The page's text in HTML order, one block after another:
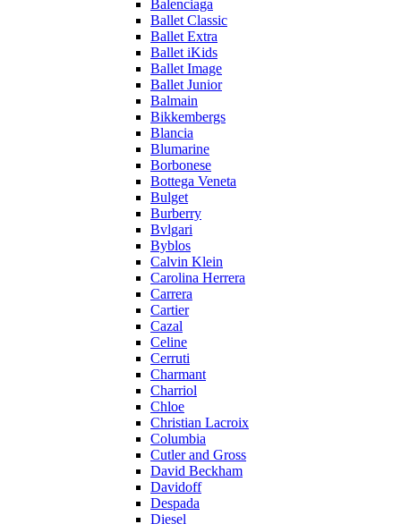
Balenciaga
Ballet Classic
Ballet Extra
Ballet iKids
Ballet Image
Ballet Junior
Balmain
Bikkembergs
Blancia
Blumarine
Borbonese
Bottega Veneta
Bulget
Burberry
Bvlgari
Byblos
Calvin Klein
Carolina Herrera
Carrera
Cartier
Cazal
Celine
Cerruti
Charmant
Charriol
Chloe
Christian Lacroix
Columbia
Cutler and Gross
David Beckham
Davidoff
Despada
Diesel